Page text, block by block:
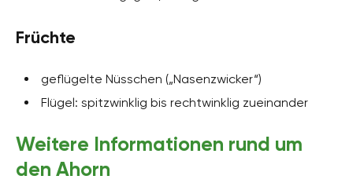
Früchte
geflügelte Nüsschen („Nasenzwicker“)
Flügel: spitzwinklig bis rechtwinklig zueinander
Weitere Informationen rund um
den Ahorn